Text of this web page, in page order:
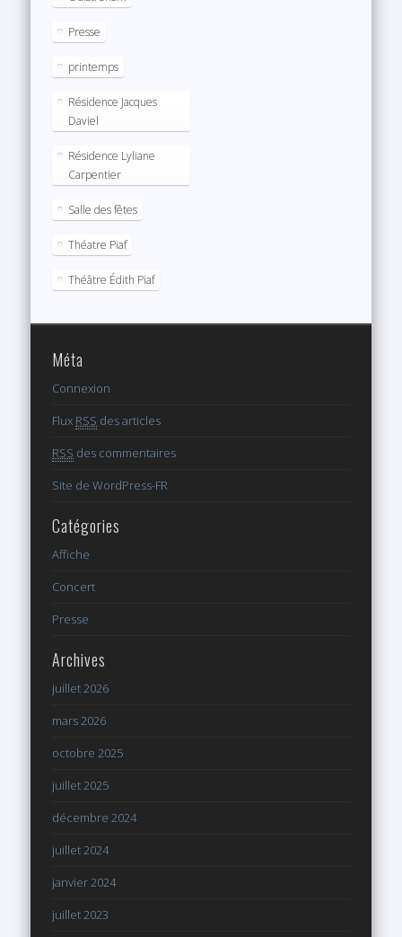
Presse
printemps
Résidence Jacques
Daviel
Résidence Lyliane
Carpentier
Salle des fêtes
Théatre Piaf
Théâtre Édith Piaf
Méta
Connexion
Flux RSS des articles
RSS des commentaires
Site de WordPress-FR
Catégories
Affiche
Concert
Presse
Archives
juillet 2026
mars 2026
octobre 2025
juillet 2025
décembre 2024
juillet 2024
janvier 2024
juillet 2023